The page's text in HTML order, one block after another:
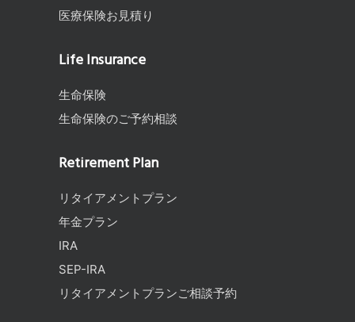
医療保険お見積り
Life Insurance
生命保険
生命保険のご予約相談
Retirement Plan
リタイアメントプラン
年金プラン
IRA
SEP-IRA
リタイアメントプランご相談予約